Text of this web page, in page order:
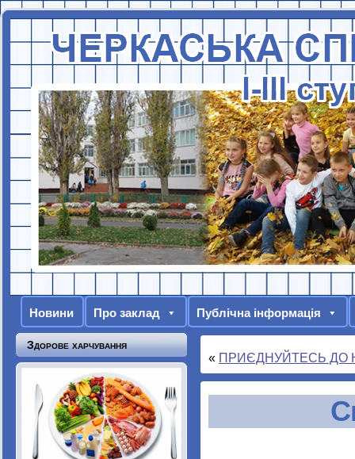
Новини Про заклад Публічна інформація
Здорове харчування
« ПРИЄДНУЙТЕСЬ ДО